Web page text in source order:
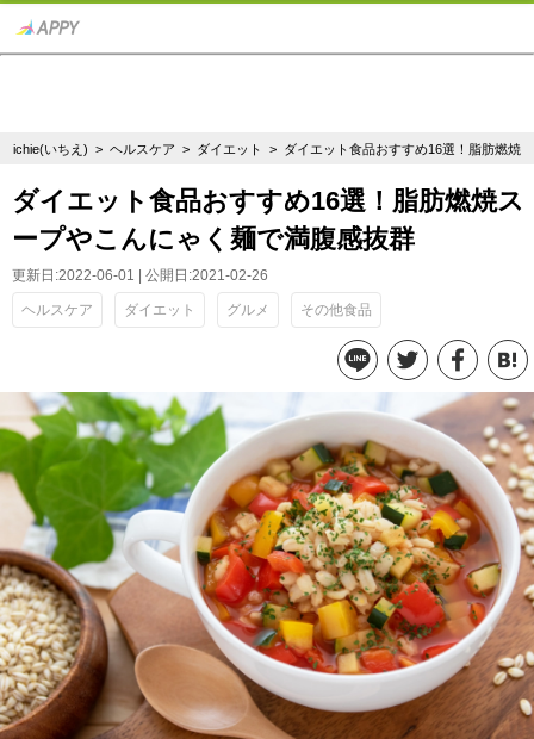
ichie(いちえ) >ヘルスケア > ダイエット > ダイエット食品おすすめ16選！脂肪燃焼
ダイエット食品おすすめ16選！脂肪燃焼ス
ープやこんにゃく麺で満腹感抜群
更新日:2022-06-01 | 公開日:2021-02-26
ヘルスケア ダイエット グルメ その他食品